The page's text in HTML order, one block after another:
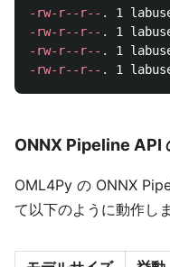
-rw-r--r-- .
-rw-r--r-- .
-rw-r--r-- .
-rw-r--r-- .
ONNX Pipeline API
OML4Py の ONNX
て以下のように動作し